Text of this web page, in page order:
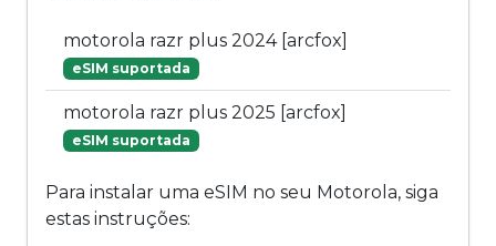
motorola razr plus 2024 [arcfox]
eSIM suportada
motorola razr plus 2025 [arcfox]
eSIM suportada
Para instalar uma eSIM no seu Motorola, siga
estas instruções: